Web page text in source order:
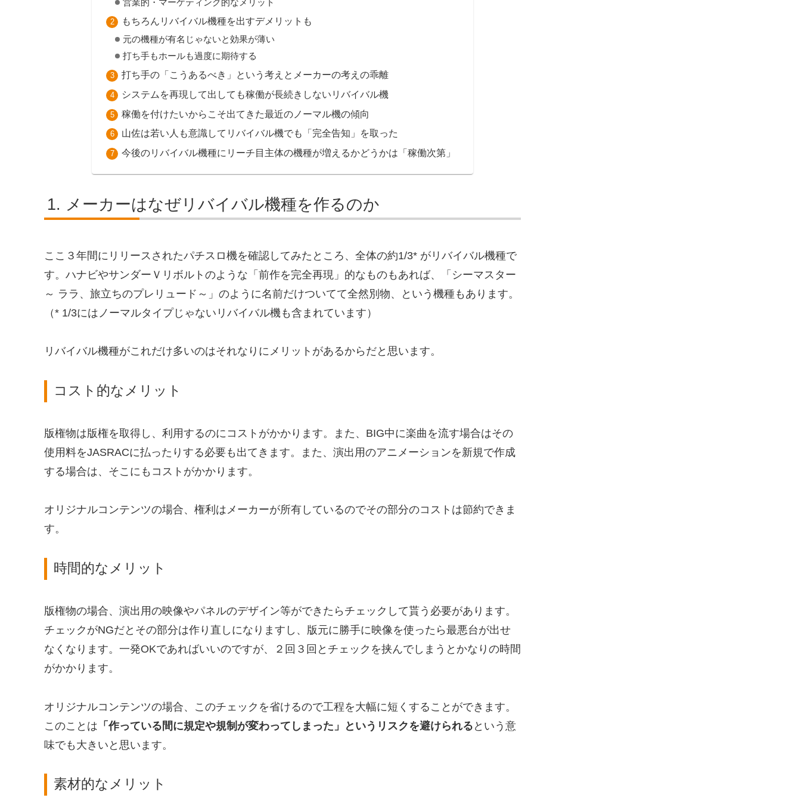
営業的・マーケティング的なメリット
もちろんリバイバル機種を出すデメリットも
元の機種が有名じゃないと効果が薄い
打ち手もホールも過度に期待する
打ち手の「こうあるべき」という考えとメーカーの考えの乖離
システムを再現して出しても稼働が長続きしないリバイバル機
稼働を付けたいからこそ出てきた最近のノーマル機の傾向
山佐は若い人も意識してリバイバル機でも「完全告知」を取った
今後のリバイバル機種にリーチ目主体の機種が増えるかどうかは「稼働次第」
メーカーはなぜリバイバル機種を作るのか
ここ３年間にリリースされたパチスロ機を確認してみたところ、全体の約1/3* がリバイバル機種で
す。ハナビやサンダーＶリボルトのような「前作を完全再現」的なものもあれば、「シーマスター
～ ララ、旅立ちのプレリュード～」のように名前だけついてて全然別物、という機種もあります。
（* 1/3にはノーマルタイプじゃないリバイバル機も含まれています）
リバイバル機種がこれだけ多いのはそれなりにメリットがあるからだと思います。
コスト的なメリット
版権物は版権を取得し、利用するのにコストがかかります。また、BIG中に楽曲を流す場合はその
使用料をJASRACに払ったりする必要も出てきます。また、演出用のアニメーションを新規で作成
する場合は、そこにもコストがかかります。
オリジナルコンテンツの場合、権利はメーカーが所有しているのでその部分のコストは節約できま
す。
時間的なメリット
版権物の場合、演出用の映像やパネルのデザイン等ができたらチェックして貰う必要があります。
チェックがNGだとその部分は作り直しになりますし、版元に勝手に映像を使ったら最悪台が出せ
なくなります。一発OKであればいいのですが、２回３回とチェックを挟んでしまうとかなりの時間
がかかります。
オリジナルコンテンツの場合、このチェックを省けるので工程を大幅に短くすることができます。
このことは 「作っている間に規定や規制が変わってしまった」というリスクを避けられる という意
味でも大きいと思います。
素材的なメリット